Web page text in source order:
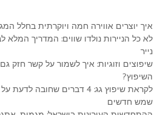
איך יוצרים אווירה חמה ויוקרתית בחלל
לא כל הניירות נולדו שווים: המדריך המלא
נייר
שיפוצים וזוגיות: איך לשמור על קשר חזק
השיפוץ?
לקראת שיפוץ גג: 4 דברים שחובה
שמש חדשים